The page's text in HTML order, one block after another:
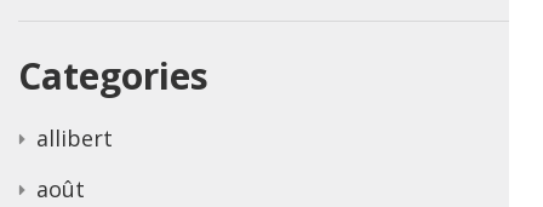
Categories
allibert
août